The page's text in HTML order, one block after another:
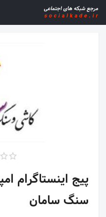
پیج اینستاگرام
سنگ سامان